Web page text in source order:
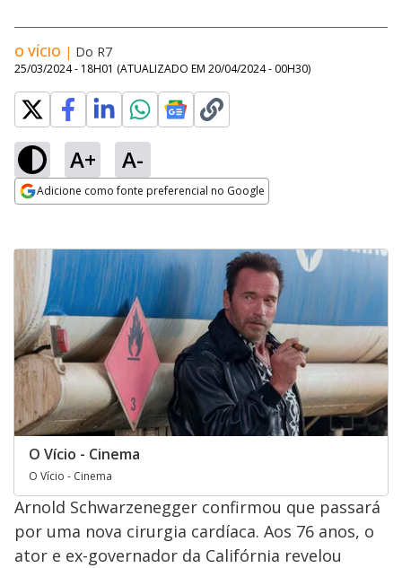
O VÍCIO | Do R7
25/03/2024 - 18H01 (ATUALIZADO EM 20/04/2024 - 00H30)
A+ A-
Adicione como fonte preferencial no Google
O Vício - Cinema
O Vício - Cinema
Arnold Schwarzenegger confirmou que passará
por uma nova cirurgia cardíaca. Aos 76 anos, o
ator e ex-governador da Califórnia revelou